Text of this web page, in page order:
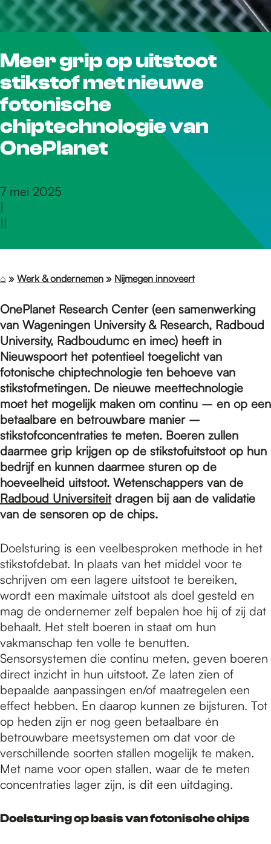
r
d
e
h
o
m
e
p
a
g
e
Meer grip op uitstoot
stikstof met nieuwe
fotonische
chiptechnologie van
OnePlanet
7 mei 2025
|
||
⌂ » Werk & ondernemen » Nijmegen innoveert
OnePlanet Research Center (een samenwerking
van Wageningen University & Research, Radboud
University, Radboudumc en imec) heeft in
Nieuwspoort het potentieel toegelicht van
fotonische chiptechnologie ten behoeve van
stikstofmetingen. De nieuwe meettechnologie
moet het mogelijk maken om continu – en op een
betaalbare en betrouwbare manier –
stikstofconcentraties te meten. Boeren zullen
daarmee grip krijgen op de stikstofuitstoot op hun
bedrijf en kunnen daarmee sturen op de
hoeveelheid uitstoot. Wetenschappers van de
Radboud Universiteitdragen bij aan de validatie
van de sensoren op de chips.
Doelsturing is een veelbesproken methode in het
stikstofdebat. In plaats van het middel voor te
schrijven om een lagere uitstoot te bereiken,
wordt een maximale uitstoot als doel gesteld en
mag de ondernemer zelf bepalen hoe hij of zij dat
behaalt. Het stelt boeren in staat om hun
vakmanschap ten volle te benutten.
Sensorsystemen die continu meten, geven boeren
direct inzicht in hun uitstoot. Ze laten zien of
bepaalde aanpassingen en/of maatregelen een
effect hebben. En daarop kunnen ze bijsturen. Tot
op heden zijn er nog geen betaalbare én
betrouwbare meetsystemen om dat voor de
verschillende soorten stallen mogelijk te maken.
Met name voor open stallen, waar de te meten
concentraties lager zijn, is dit een uitdaging.
Doelsturing op basis van fotonische chips